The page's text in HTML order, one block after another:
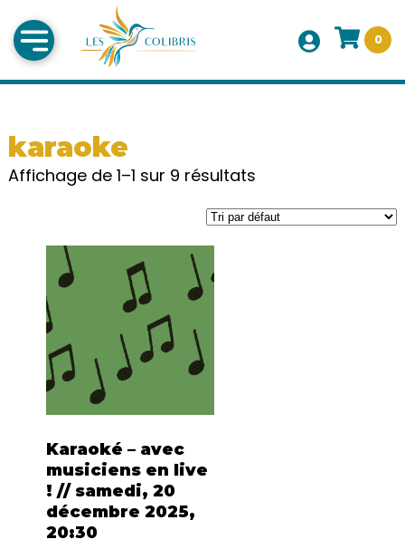
0
karaoke
Affichage de 1–1 sur 9 résultats
Karaoké – avec
musiciens en live
! // samedi, 20
décembre 2025,
20:30